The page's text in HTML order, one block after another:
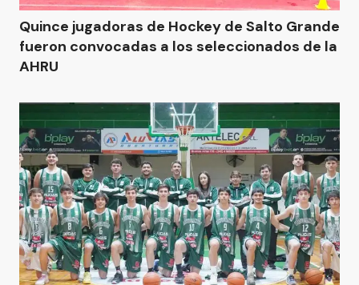
Quince jugadoras de Hockey de Salto Grande
fueron convocadas a los seleccionados de la
AHRU